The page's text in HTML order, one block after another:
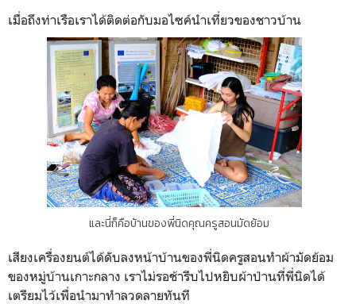
เมื่อถึงท่าเรือเราได้ติดต่อกับมอไซค์นำเที่ยวของชาวบ้าน
และนี่ก็คือบ้านของพี่นิดคุณครูสอนมัดย้อม
เสียงเครื่องยนต์ได้ดับลงหน้าบ้านของพี่นิดครูสอนทำผ้ามัดย้อม
ของหมู่บ้านเกาะกลาง เราไม่รอช้ารีบไปหยิบผ้าป่านที่พี่นิดได้
เตรียมไว้เพื่อนำมาทำลวดลายทันที